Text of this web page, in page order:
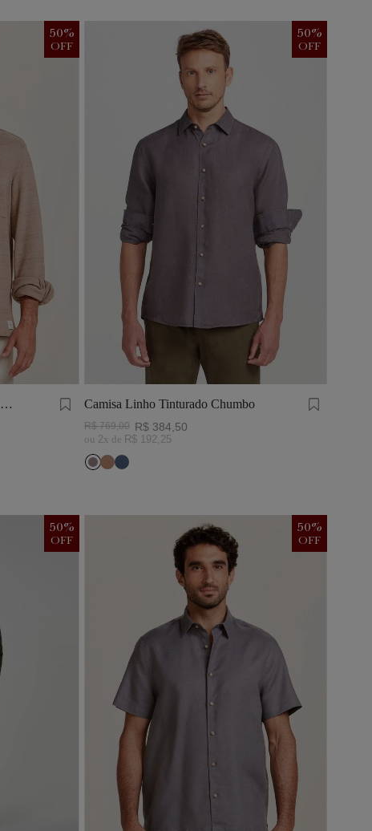
50%
OFF
Camisa Linho Tinturado Chumbo
50%
OFF
R$ 769,00 R$ 384 50
ou 2x de R$ 192 25
50%
OFF
50%
OFF